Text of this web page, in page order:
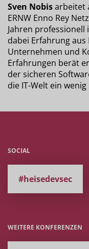
Sven Nobisarbeitet
ERNW Enno Rey
Jahren
dabei Erfahrung
Unternehmen und
Erfahrungen berät
der sicheren
die IT-Welt ein
SOCIAL
#heisedevsec
WEITERE KONFERENZEN